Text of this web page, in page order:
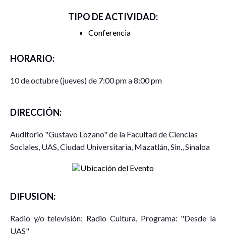
TIPO DE ACTIVIDAD:
Conferencia
HORARIO:
10 de octubre (jueves) de 7:00 pm a 8:00 pm
DIRECCIÓN:
Auditorio "Gustavo Lozano" de la Facultad de Ciencias
Sociales, UAS, Ciudad Universitaria, Mazatlán, Sin., Sinaloa
DIFUSION:
Radio y/o televisión: Radio Cultura, Programa: "Desde la
UAS"